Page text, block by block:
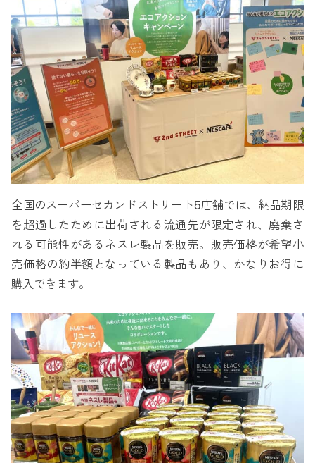
全国のスーパーセカンドストリート5店舗では、納品期限
を超過したために出荷される流通先が限定され、廃棄さ
れる可能性があるネスレ製品を販売。販売価格が希望小
売価格の約半額となっている製品もあり、かなりお得に
購入できます。